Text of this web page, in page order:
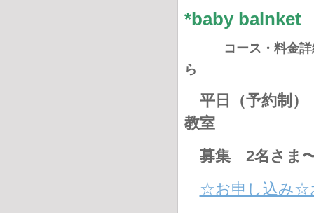
*baby
コース・料金
ら
平日（予約
教室
募集 2名さま
☆お申し込み☆